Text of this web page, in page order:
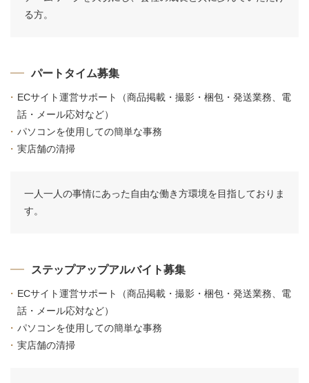
る方。
パートタイム募集
ECサイト運営サポート（商品掲載・撮影・梱包・発送業務、電
話・メール応対など）
パソコンを使用しての簡単な事務
実店舗の清掃
一人一人の事情にあった自由な働き方環境を目指しておりま
す。
ステップアップアルバイト募集
ECサイト運営サポート（商品掲載・撮影・梱包・発送業務、電
話・メール応対など）
パソコンを使用しての簡単な事務
実店舗の清掃